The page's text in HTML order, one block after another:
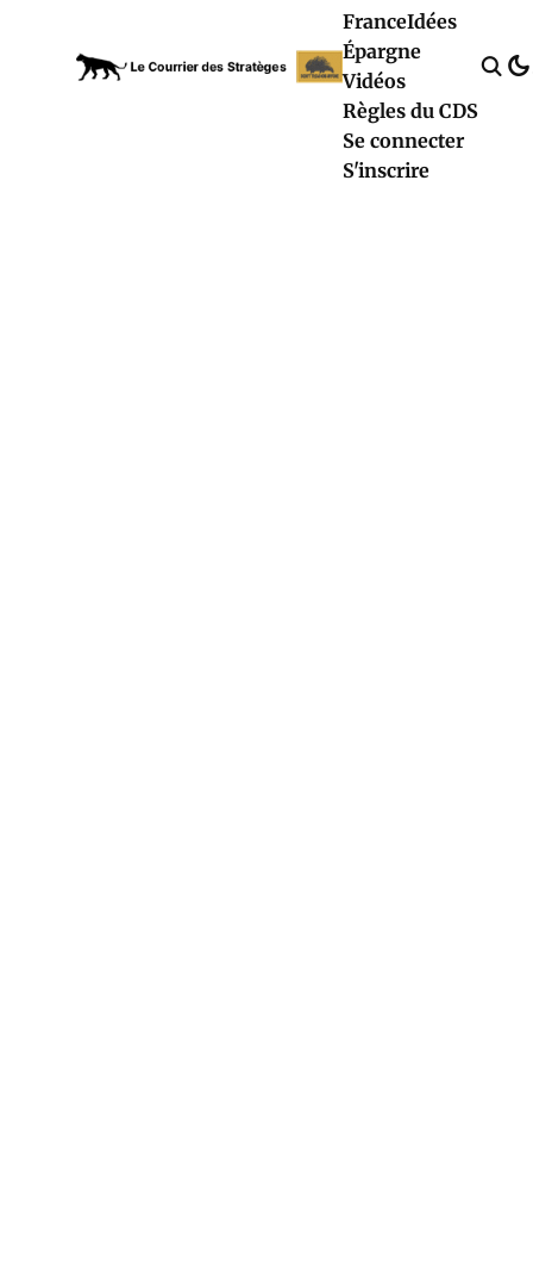
FranceIdées
Épargne
Vidéos
Règles du CDS
Se connecter
S'inscrire